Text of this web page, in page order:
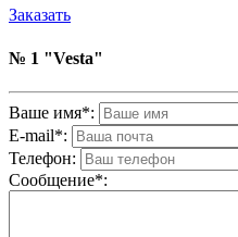
Заказать
№ 1 "Vesta"
Ваше имя*:
E-mail*:
Телефон:
Cообщениe*: